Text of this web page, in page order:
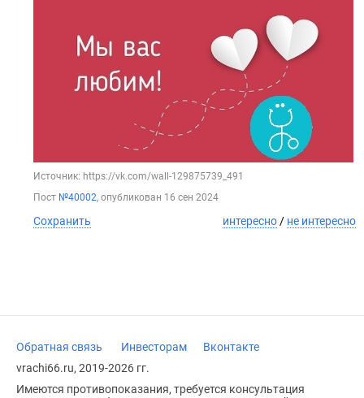
Источник: https://vk.com/wall-129875739_491
Пост №40002, опубликован 16 сен 2024
Сохранить интересно / не интересно
Обратная связь Инвесторам
Вконтакте
vrachi66.ru, 2019-2026 гг.
Имеются противопоказания, требуется консультация